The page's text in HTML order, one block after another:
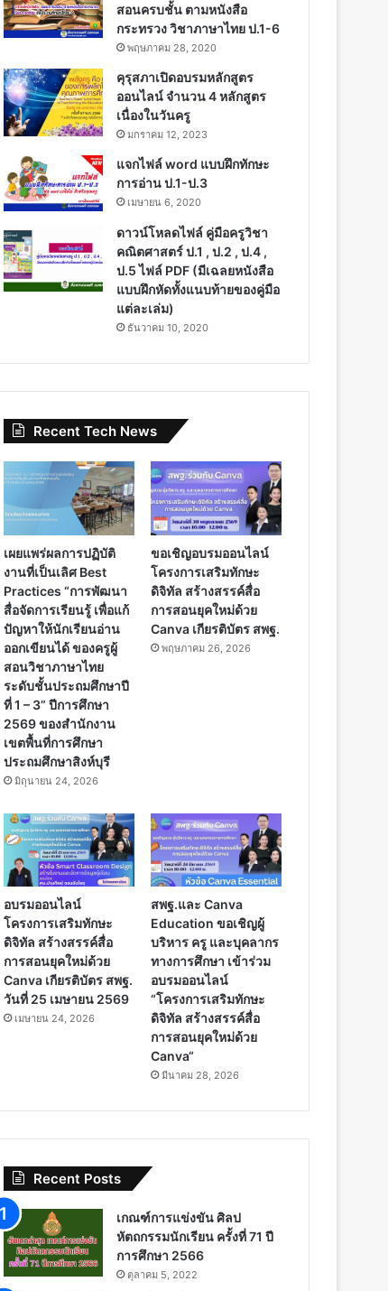
สอนครบชั้น ตามหนังสือ
กระทรวง วิชาภาษาไทย ป.1-6
พฤษภาคม 28, 2020
คุรุสภาเปิดอบรมหลักสูตร
ออนไลน์ จำนวน 4 หลักสูตร
เนื่องในวันครู
มกราคม 12, 2023
แจกไฟล์ word แบบฝึกทักษะ
การอ่าน ป.1-ป.3
เมษายน 6, 2020
ดาวน์โหลดไฟล์ คู่มือครูวิชา
คณิตศาสตร์ ป.1 , ป.2 , ป.4 ,
ป.5 ไฟล์ PDF (มีเฉลยหนังสือ
แบบฝึกหัดทั้งแนบท้ายของคู่มือ
แต่ละเล่ม)
ธันวาคม 10, 2020
Recent Tech News
เผยแพร่ผลการปฏิบัติ
งานที่เป็นเลิศ Best
Practices “การพัฒนา
สื่อจัดการเรียนรู้ เพื่อแก้
ปัญหาให้นักเรียนอ่าน
ออกเขียนได้ ของครูผู้
สอนวิชาภาษาไทย
ระดับชั้นประถมศึกษาปี
ที่ 1 – 3” ปีการศึกษา
2569 ของสำนักงาน
เขตพื้นที่การศึกษา
ประถมศึกษาสิงห์บุรี
มิถุนายน 24, 2026
ขอเชิญอบรมออนไลน์
โครงการเสริมทักษะ
ดิจิทัล สร้างสรรค์สื่อ
การสอนยุคใหม่ด้วย
Canva เกียรติบัตร สพฐ.
พฤษภาคม 26, 2026
อบรมออนไลน์
โครงการเสริมทักษะ
ดิจิทัล สร้างสรรค์สื่อ
การสอนยุคใหม่ด้วย
Canva เกียรติบัตร สพฐ.
วันที่ 25 เมษายน 2569
เมษายน 24, 2026
สพฐ.และ Canva
Education ขอเชิญผู้
บริหาร ครู และบุคลากร
ทางการศึกษา เข้าร่วม
อบรมออนไลน์
“โครงการเสริมทักษะ
ดิจิทัล สร้างสรรค์สื่อ
การสอนยุคใหม่ด้วย
Canva“
มีนาคม 28, 2026
Recent Posts
เกณฑ์การแข่งขัน ศิลป
หัตถกรรมนักเรียน ครั้งที่ 71 ปี
การศึกษา 2566
ตุลาคม 5, 2022